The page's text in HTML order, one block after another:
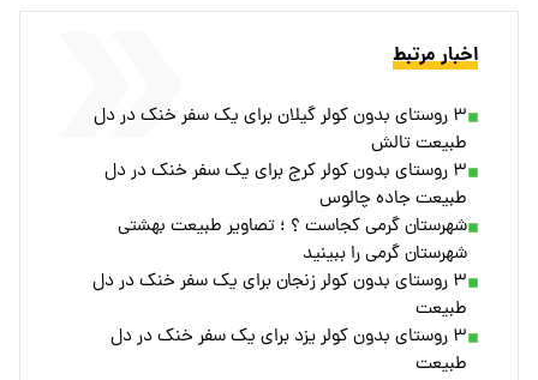
اخبار مرتبط
۳ روستای بدون کولر گیلان برای یک سفر خنک در دل
طبیعت تالش
۳ روستای بدون کولر کرج برای یک سفر خنک در دل
طبیعت جاده چالوس
شهرستان گرمی کجاست ؟ ؛ تصاویر طبیعت بهشتی
شهرستان گرمی را ببینید
۳ روستای بدون کولر زنجان برای یک سفر خنک در دل
طبیعت
۳ روستای بدون کولر یزد برای یک سفر خنک در دل
طبیعت